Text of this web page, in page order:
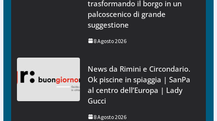
trasformando il borgo in un
palcoscenico di grande
suggestione
8 Agosto 2026
News da Rimini e Circondario.
Ok piscine in spiaggia | SanPa
al centro dell’Europa | Lady
Gucci
8 Agosto 2026